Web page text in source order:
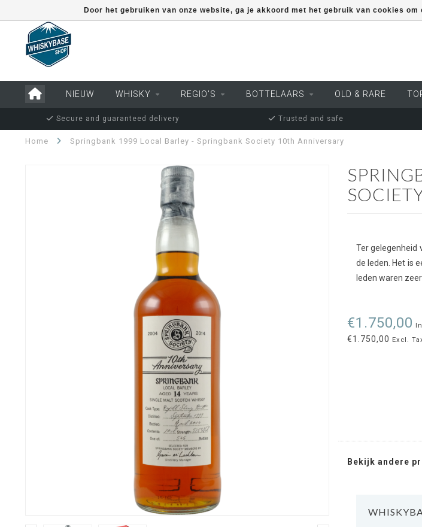
NIEUW WHISKY REGIO'S BOTTELAARS OLD & RARE
Secure and guaranteed delivery Trusted and safe
Home Springbank 1999 Local Barley - Springbank Society 10th Anniversary
Ter gelegenheid
de leden. Het is
leden waren
€1.750,00
€1.750,00 Excl.
Bekijk andere
Door het gebruiken van onze website, ga je akkoord met het gebruik van cookies